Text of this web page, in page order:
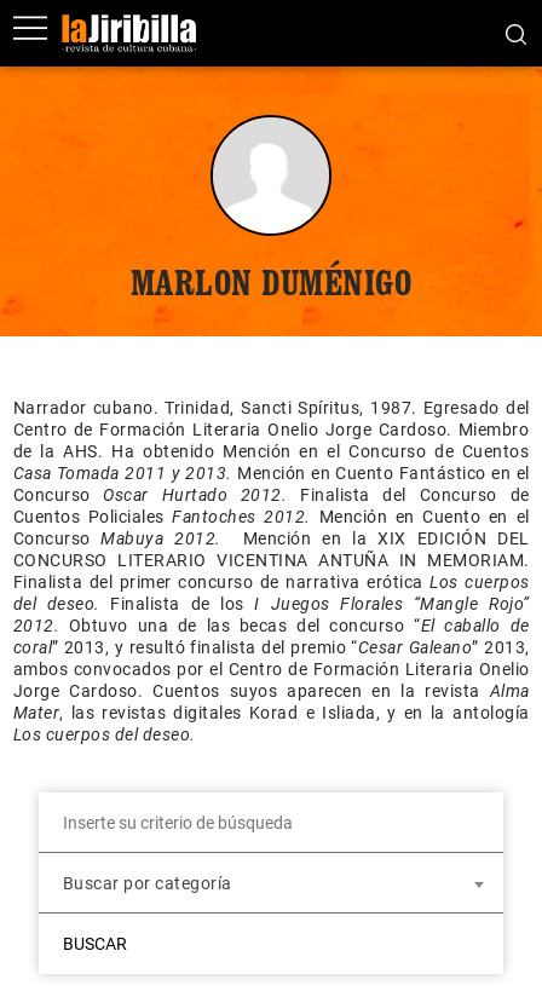
MARLON DUMÉNIGO
Narrador cubano. Trinidad, Sancti Spíritus, 1987. Egresado del
Centro de Formación Literaria Onelio Jorge Cardoso. Miembro
de la AHS. Ha obtenido Mención en el Concurso de Cuentos
Casa Tomada 2011 y 2013. Mención en Cuento Fantástico en el
ConcursoOscar Hurtado 2012.
Finalista del Concurso de
Cuentos PolicialesFantoches 2012.
Mención en Cuento en el
Concurso Mabuya 2012. Mención en la XIX EDICIÓN DEL
CONCURSO LITERARIO VICENTINA ANTUÑA IN MEMORIAM.
Finalista del primer concurso de narrativa erótica Los cuerpos
del deseo.
Finalista de losI Juegos Florales “Mangle Rojo”
2012. Obtuvo una de las becas del concurso “El caballo de
coral” 2013, y resultó finalista del premio “Cesar Galeano” 2013,
ambos convocados por el Centro de Formación Literaria Onelio
Jorge Cardoso. Cuentos suyos aparecen en la revista Alma
Mater, las revistas digitales Korad e Isliada, y en la antología
Los cuerpos del deseo.
Buscar por categoría
BUSCAR